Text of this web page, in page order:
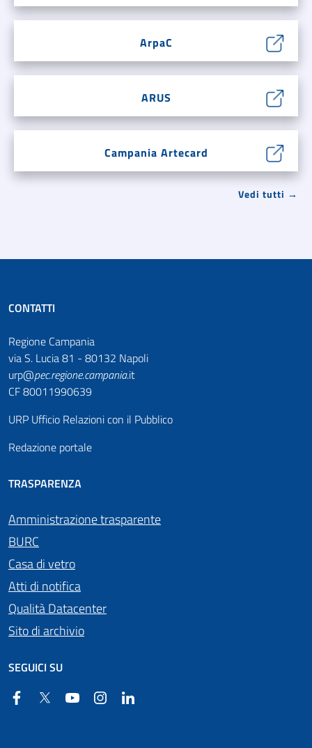
ArpaC
ARUS
Campania Artecard
Vedi tutti →
CONTATTI
Regione Campania
via S. Lucia 81 - 80132 Napoli
urp@pec.regione.campania.it
CF 80011990639
URP Ufficio Relazioni con il Pubblico
Redazione portale
TRASPARENZA
Amministrazione trasparente
BURC
Casa di vetro
Atti di notifica
Qualità Datacenter
Sito di archivio
SEGUICI SU
FacebookTwitter YouTube Instagram